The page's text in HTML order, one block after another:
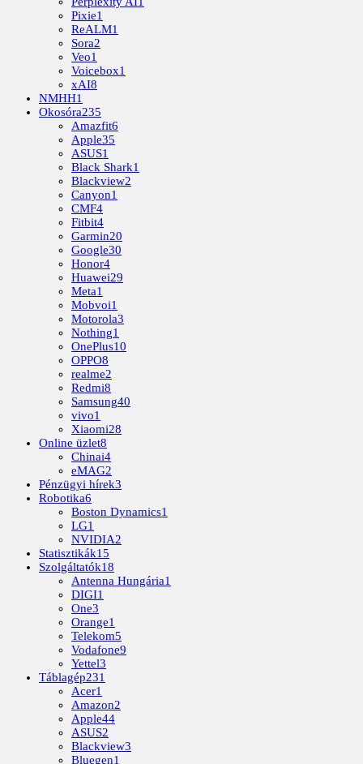
Pixie1
ReALM1
Sora2
Veo1
Voicebox1
xAI8
NMHH1
Okosóra235
Amazfit6
Apple35
ASUS1
Black Shark1
Blackview2
Canyon1
CMF4
Fitbit4
Garmin20
Google30
Honor4
Huawei29
Meta1
Mobvoi1
Motorola3
Nothing1
OnePlus10
OPPO8
realme2
Redmi8
Samsung40
vivo1
Xiaomi28
Online üzlet8
Chinai4
eMAG2
Pénzügyi hírek3
Robotika6
Boston Dynamics1
LG1
NVIDIA2
Statisztikák15
Szolgáltatók18
Antenna Hungária1
DIGI1
One3
Orange1
Telekom5
Vodafone9
Yettel3
Táblagép231
Acer1
Amazon2
Apple44
ASUS2
Blackview3
Bluegen1